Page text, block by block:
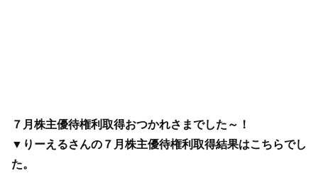
７月株主優待権利取得おつかれさまでした～！
▼りーえるさんの７月株主優待権利取得結果はこちらでし
た。